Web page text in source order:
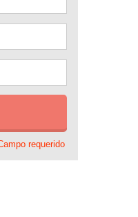
requerido